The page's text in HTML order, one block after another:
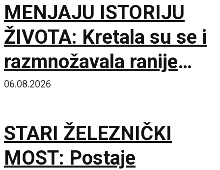
MENJAJU ISTORIJU
ŽIVOTA: Kretala su se i
razmnožavala ranije
nego što se mislilo
06.08.2026
STARI ŽELEZNIČKI
MOST: Postaje